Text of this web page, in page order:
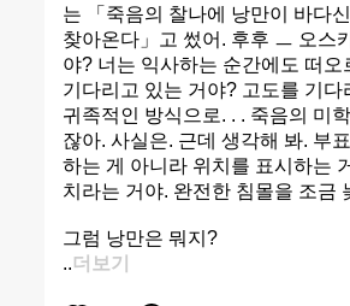
는 「죽음의 찰나에 낭만이 바다
찾아온다」고 썼어. 후후 ㅡ 오스
야? 너는 익사하는 순간에도 떠오
기다리고 있는 거야? 고도를 기다
귀족적인 방식으로. . . 죽음의 미
잖아. 사실은. 근데 생각해 봐. 부
하는 게 아니라 위치를 표시하는
치라는 거야. 완전한 침몰을 조금
그럼 낭만은 뭐지?
..더보기